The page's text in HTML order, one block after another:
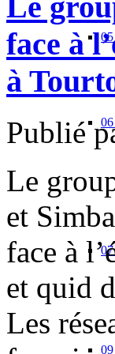
face à
à
Publié
Le
et
face à
et quid
Les